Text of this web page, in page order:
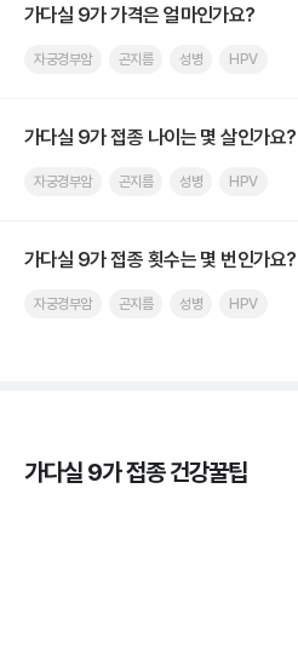
가다실 9가 가격은 얼마인가요?
자궁경부암 곤지름 성병 HPV
가다실 9가 접종 나이는 몇 살인가요?
자궁경부암 곤지름 성병 HPV
가다실 9가 접종 횟수는 몇 번인가요?
자궁경부암 곤지름 성병 HPV
가다실 9가 접종 건강꿀팁